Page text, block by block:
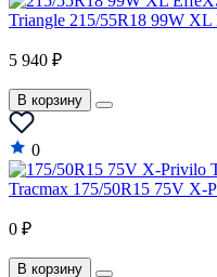
Hyundai
Isuzu
JAC
Jaguar
Triangle 215/55R18 99W
5 940 ₽
В корзину
0
Tracmax 175/50R15 75V X-
0 ₽
В корзину